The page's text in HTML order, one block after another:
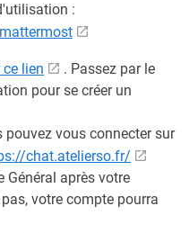
:
lien
. Passez par le
pour se créer un
vous connecter sur
chat.atelierso.fr/
Général après votre
votre compte pourra